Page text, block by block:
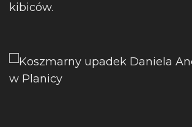
kibiców.